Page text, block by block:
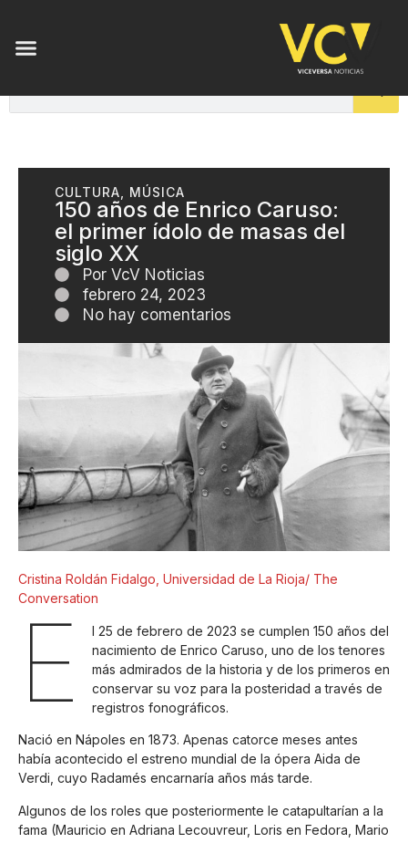
CULTURA MÚSICA
150 años de Enrico Caruso:
el primer ídolo de masas del
siglo XX
Por VcV Noticias
febrero 24, 2023
No hay comentarios
Cristina Roldán Fidalgo, Universidad de La Rioja/ The
Conversation
E
l 25 de febrero de 2023 se cumplen 150 años del
nacimiento de Enrico Caruso, uno de los tenores
más admirados de la historia y de los primeros en
conservar su voz para la posteridad a través de
registros fonográficos.
Nació en Nápoles en 1873. Apenas catorce meses antes
había acontecido el estreno mundial de la ópera Aida de
Verdi, cuyo Radamés encarnaría años más tarde.
Algunos de los roles que posteriormente le catapultarían a la
fama (Mauricio en Adriana Lecouvreur, Loris en Fedora, Mario